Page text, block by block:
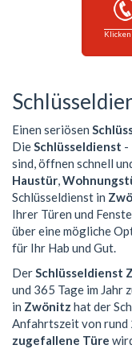
Einen seriösen
DieSchlüsseldienst -
sind, öffnen schnell
Haustür,
Schlüsseldienst in
Ihrer Türen und
über eine mögliche
für Ihr Hab und Gut.
DerSchlüsseldienst
und 365 Tage im Jahr
in Zwönitz hat der
Anfahrtszeit von rund
zugefallene Türe